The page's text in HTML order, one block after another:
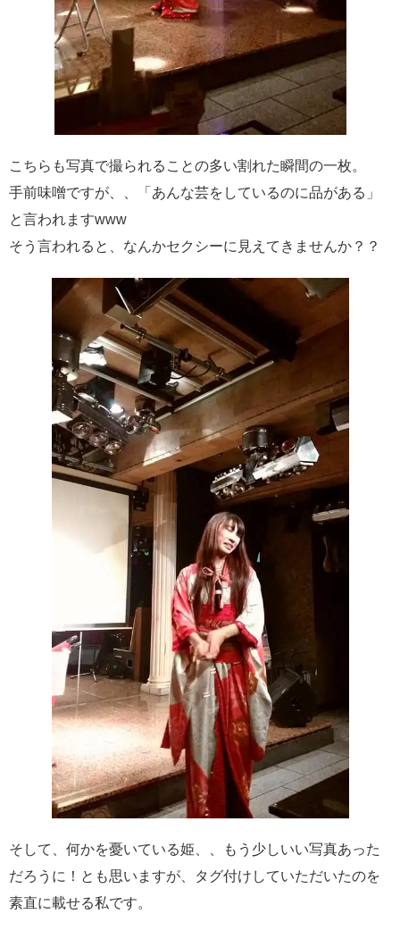
こちらも写真で撮られることの多い割れた瞬間の一枚。
手前味噌ですが、、「あんな芸をしているのに品がある」
と言われますwww
そう言われると、なんかセクシーに見えてきませんか？？
そして、何かを憂いている姫、、もう少しいい写真あった
だろうに！とも思いますが、タグ付けしていただいたのを
素直に載せる私です。